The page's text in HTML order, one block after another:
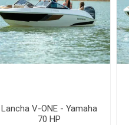
Lancha V-ONE - Yamaha
70 HP